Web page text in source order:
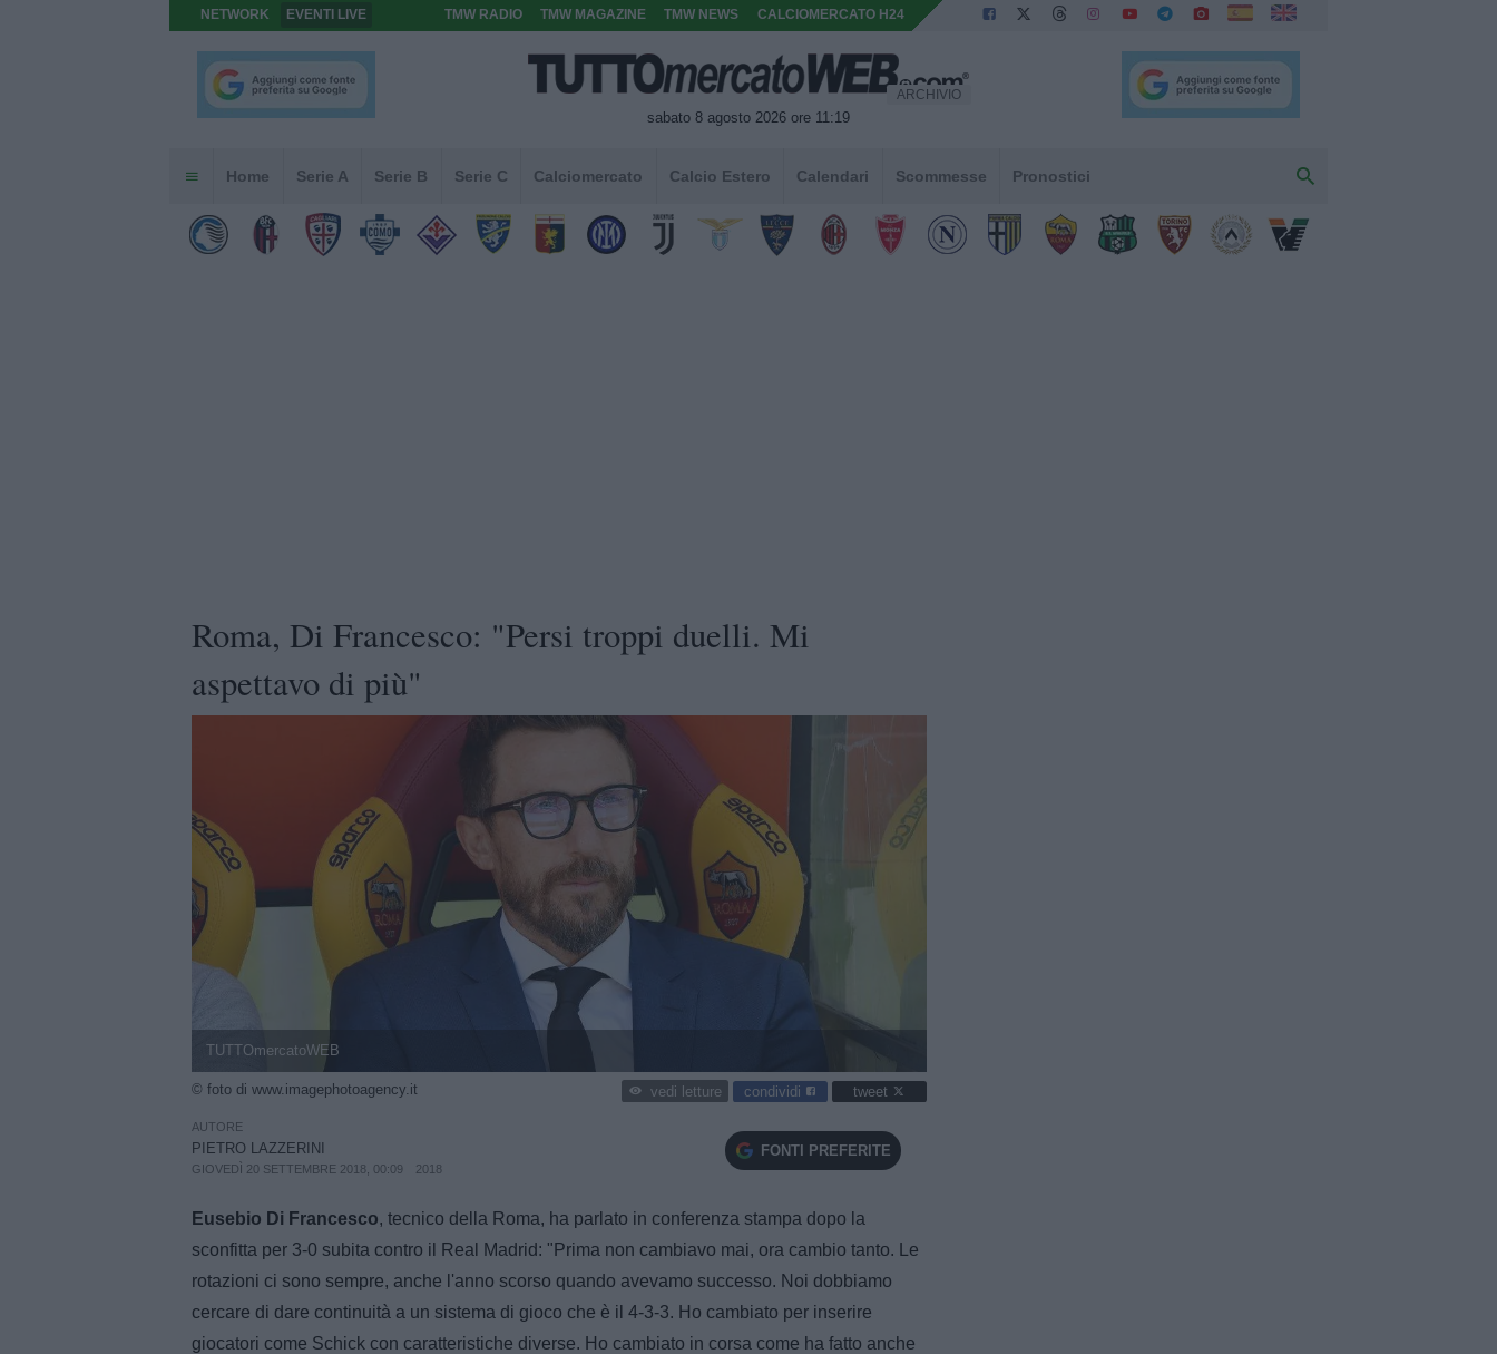
NETWORK EVENTI LIVE TMW RADIO TMW MAGAZINE TMW NEWS CALCIOMERCATO H24
sabato 8 agosto 2026 ore 11:19
ARCHIVIO
Home Serie A Serie B Serie C Calciomercato Calcio Estero Calendari Scommesse Pronostici
Roma, Di Francesco: "Persi troppi duelli. Mi
aspettavo di più"
TUTTOmercatoWEB
© foto di www.imagephotoagency.it vedi letture condividi tweet
AUTORE
PIETRO LAZZERINI
GIOVEDÌ 20 SETTEMBRE 2018, 00:09 2018
FONTI PREFERITE
Eusebio Di Francesco, tecnico della Roma, ha parlato in conferenza stampa dopo la
sconfitta per 3-0 subita contro il Real Madrid: "Prima non cambiavo mai, ora cambio tanto. Le
rotazioni ci sono sempre, anche l'anno scorso quando avevamo successo. Noi dobbiamo
cercare di dare continuità a un sistema di gioco che è il 4-3-3. Ho cambiato per inserire
giocatori come Schick con caratteristiche diverse. Ho cambiato in corsa come ha fatto anche